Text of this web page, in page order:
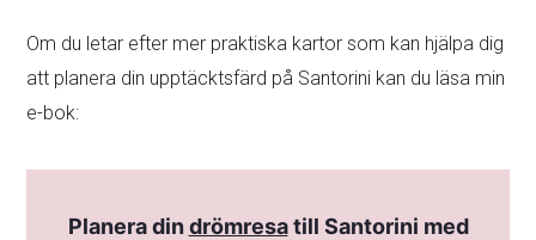
Om du letar efter mer praktiska kartor som kan hjälpa dig
att planera din upptäcktsfärd på Santorini kan du läsa min
e-bok:
Planera dindrömresatill Santorini med